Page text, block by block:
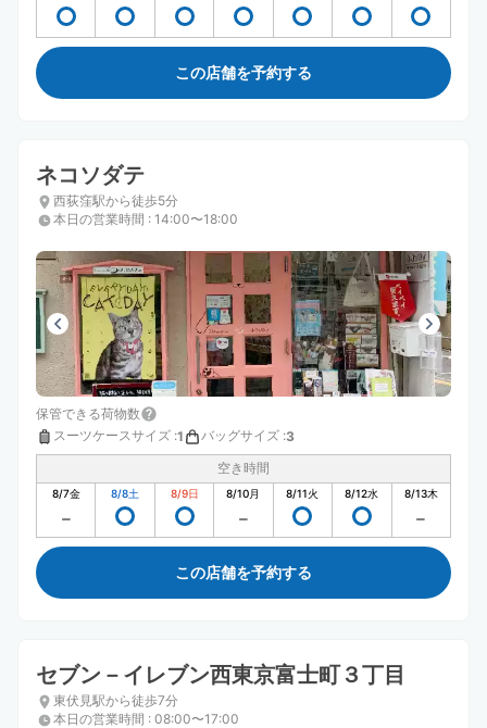
この店舗を予約する
ネコソダテ
西荻窪駅から徒歩5分
本日の営業時間 : 14:00〜18:00
保管できる荷物数
スーツケースサイズ :1 バッグサイズ :3
空き時間
8/7金 8/8土 8/9日 8/10月 8/11火 8/12水 8/13木
この店舗を予約する
セブン－イレブン西東京富士町３丁目
東伏見駅から徒歩7分
本日の営業時間 : 08:00〜17:00